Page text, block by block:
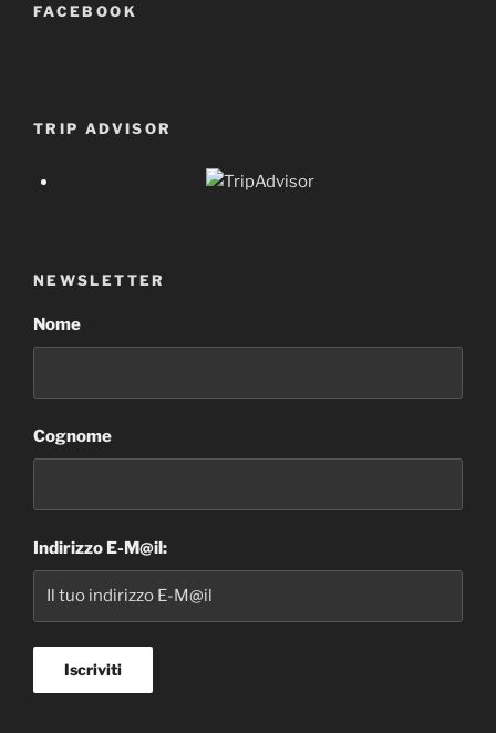
FACEBOOK
TRIP ADVISOR
NEWSLETTER
Nome
Cognome
Indirizzo E-M@il: